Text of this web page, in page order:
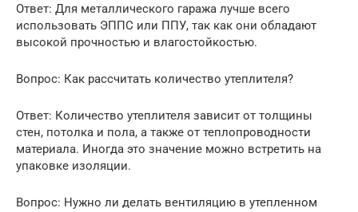
Ответ: Для металлического гаража лучше всего
использовать ЭППС или ППУ, так как они обладают
высокой прочностью и влагостойкостью.
Вопрос: Как рассчитать количество утеплителя?
Ответ: Количество утеплителя зависит от толщины
стен, потолка и пола, а также от теплопроводности
материала. Иногда это значение можно встретить на
упаковке изоляции.
Вопрос: Нужно ли делать вентиляцию в утепленном